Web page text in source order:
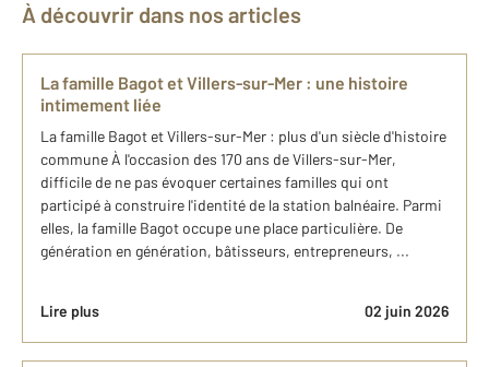
À découvrir dans nos articles
La famille Bagot et Villers-sur-Mer : une histoire
intimement liée
La famille Bagot et Villers-sur-Mer : plus d'un siècle d'histoire
commune À l'occasion des 170 ans de Villers-sur-Mer,
difficile de ne pas évoquer certaines familles qui ont
participé à construire l'identité de la station balnéaire. Parmi
elles, la famille Bagot occupe une place particulière. De
génération en génération, bâtisseurs, entrepreneurs, ...
Lire plus 02 juin 2026